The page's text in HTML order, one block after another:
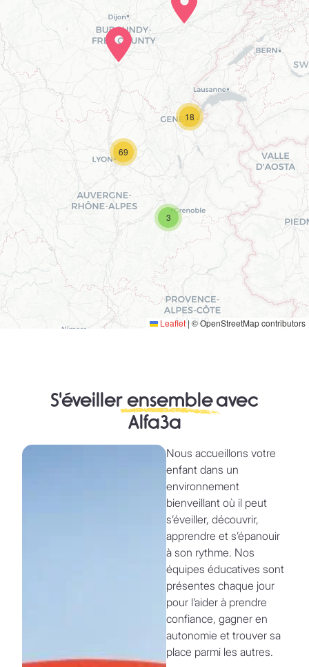
3
18
69
Leaflet | © OpenStreetMap contributors
S'éveillerensembleavec
Alfa3a
Nous accueillons votre
enfant dans un
environnement
bienveillant où il peut
s’éveiller, découvrir,
apprendre et s’épanouir
à son rythme. Nos
équipes éducatives sont
présentes chaque jour
pour l’aider à prendre
confiance, gagner en
autonomie et trouver sa
place parmi les autres.